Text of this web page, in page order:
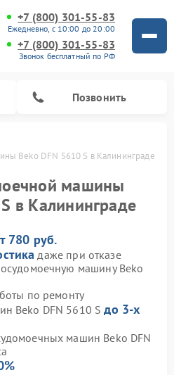
+7 (800) 301-55-83
Ежедневно, с 10:00 до 20:00
+7 (800) 301-55-83
Звонок бесплатный по РФ
Позвонить
Beko DFN 5610 S в Калининграде
машины
в Калининграде
780 руб.
даже при отказе
машину Beko
по ремонту
Beko DFN 5610 Sдо 3-х
машин Beko DFN